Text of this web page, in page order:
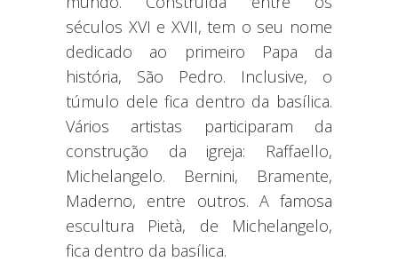
séculos XVI e XVII, tem o seu nome
dedicado ao primeiro Papa da
história, São Pedro. Inclusive, o
túmulo dele fica dentro da basílica.
Vários artistas participaram da
construção da igreja: Raffaello,
Michelangelo. Bernini, Bramente,
Maderno, entre outros. A famosa
escultura Pietà, de Michelangelo,
fica dentro da basílica.